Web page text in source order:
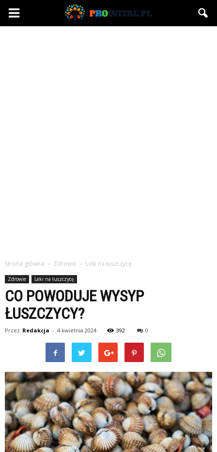
Prowital.pl
Strona główna Zdrowie Leki na łuszczycę
Zdrowie Leki na łuszczycę
CO POWODUJE WYSYP
ŁUSZCZYCY?
Przez Redakcja - 4 kwietnia 2024 392 0